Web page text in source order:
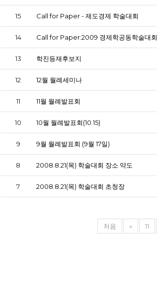
15 Call for Paper - 제도경제 학술대회
14 Call for Paper:2009 경제학공동학술대회
13 학진등재후보지
12 12월 월례세미나
11 11월 월례발표회
10 10월 월례발표회(10.15)
9 9월 월례발표회 (9월 17일)
8 2008.8.21(목) 학술대회 장소 약도
7 2008.8.21(목) 학술대회 초청장
처음 « 11